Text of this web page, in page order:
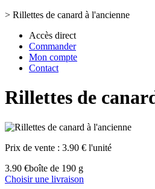
> Rillettes de canard à l'ancienne
Accès direct
Commander
Mon compte
Contact
Rillettes de
Prix de vente : 3.90 € l'unité
3.90 €boîte de 190 g
Choisir une livraison